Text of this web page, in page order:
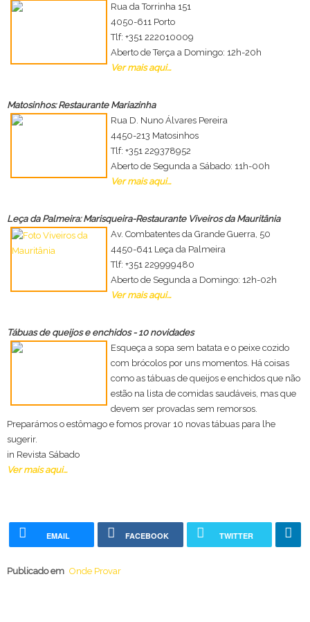
Rua da Torrinha 151
4050-611 Porto
Tlf: +351 222010009
Aberto de Terça a Domingo: 12h-20h
Ver mais aqui...
Matosinhos: Restaurante Mariazinha
Rua D. Nuno Álvares Pereira
4450-213 Matosinhos
Tlf: +351 229378952
Aberto de Segunda a Sábado: 11h-00h
Ver mais aqui...
Leça da Palmeira: Marisqueira-Restaurante Viveiros da Mauritânia
Av. Combatentes da Grande Guerra, 50
4450-641 Leça da Palmeira
Tlf: +351 229999480
Aberto de Segunda a Domingo: 12h-02h
Ver mais aqui...
Tábuas de queijos e enchidos - 10 novidades
Esqueça a sopa sem batata e o peixe cozido
com brócolos por uns momentos. Há coisas
como as tábuas de queijos e enchidos que não
estão na lista de comidas saudáveis, mas que
devem ser provadas sem remorsos.
Preparámos o estômago e fomos provar 10 novas tábuas para lhe
sugerir.
in Revista Sábado
Ver mais aqui...
EMAIL FACEBOOK TWITTER
Publicado em Onde Provar